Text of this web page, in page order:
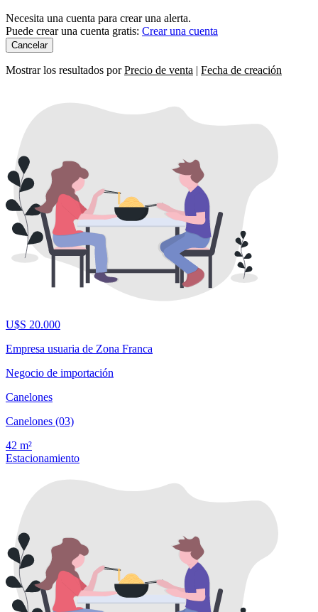
Necesita una cuenta para crear una alerta.
Puede crear una cuenta gratis: Crear una cuenta
Cancelar
Mostrar los resultados porPrecio de venta | Fecha de creación
U$S 20.000
Empresa usuaria de Zona Franca
Negocio de importación
Canelones
Canelones (03)
42 m²
Estacionamiento